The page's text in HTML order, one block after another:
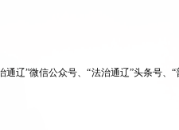
通辽”微信公众号、“法治通辽”头条号、 “